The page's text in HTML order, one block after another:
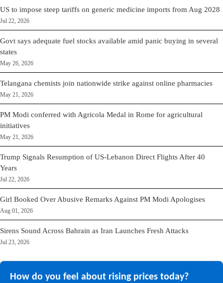
US to impose steep tariffs on generic medicine imports from Aug 2028
Jul 22, 2026
Govt says adequate fuel stocks available amid panic buying in several
states
May 26, 2026
Telangana chemists join nationwide strike against online pharmacies
May 21, 2026
PM Modi conferred with Agricola Medal in Rome for agricultural
initiatives
May 21, 2026
Trump Signals Resumption of US-Lebanon Direct Flights After 40
Years
Jul 22, 2026
Girl Booked Over Abusive Remarks Against PM Modi Apologises
Aug 01, 2026
Sirens Sound Across Bahrain as Iran Launches Fresh Attacks
Jul 23, 2026
How do you feel about rising prices today?